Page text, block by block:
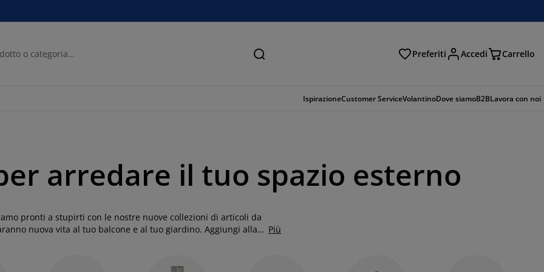
Cerca Preferiti Accedi Carrello
IspirazioneCustomer ServiceVolantinoDove siamoB2BLavora con noi
arredare il tuo spazio esterno
pronti a stupirti con le nostre nuove collezioni di articoli da
nuova vita al tuo balcone e al tuo giardino. Aggiungi alla
di aggiungere alcuni cuscini da giardino ai divanetti e ai lettini
Più